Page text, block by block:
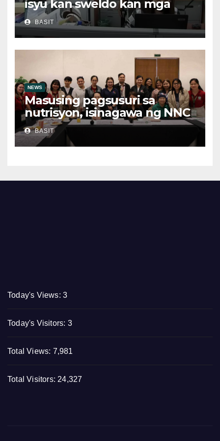
isyu kan sweldo kan mga
obrero, bawal sa ley asin
ilegal suboot
BASIT
NEWS
Masusing pagsusuri sa
nutrisyon, isinagawa ng NNC
CALABARZON
BASIT
Today's Views: 3
Today's Visitors: 3
Total Views: 7,981
Total Visitors: 24,327